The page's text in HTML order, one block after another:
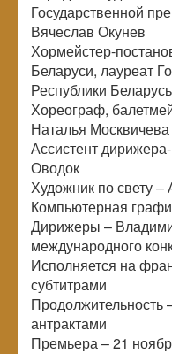
Государственной
Вячеслав Окунев
Хормейстер-
Беларуси, лауреат
Республики
Хореограф,
Наталья Москвичева
Ассистент
Оводок
Художник по свету
Компьютерная
Дирижеры –
международного
Исполняется на
субтитрами
Продолжительность
антрактами
Премьера – 21